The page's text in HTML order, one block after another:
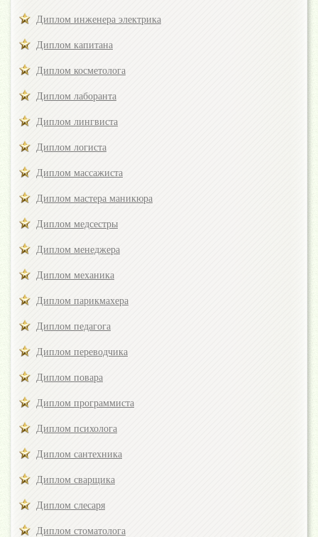
Диплом инженера электрика
Диплом капитана
Диплом косметолога
Диплом лаборанта
Диплом лингвиста
Диплом логиста
Диплом массажиста
Диплом мастера маникюра
Диплом медсестры
Диплом менеджера
Диплом механика
Диплом парикмахера
Диплом педагога
Диплом переводчика
Диплом повара
Диплом программиста
Диплом психолога
Диплом сантехника
Диплом сварщика
Диплом слесаря
Диплом стоматолога